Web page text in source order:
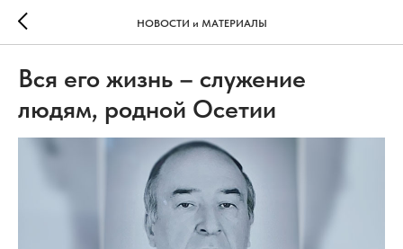
НОВОСТИ и МАТЕРИАЛЫ
Вся его жизнь – служение
людям, родной Осетии